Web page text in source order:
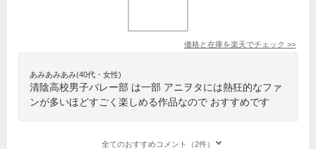
価格と在庫を楽天でチェック >>
あみあみあみ(40代・女性)
清陰高校男子バレー部 は一部 アニヲタには熱狂的なファ
ンが多いほどすごく楽しめる作品なので おすすめです
全てのおすすめコメント（2件）